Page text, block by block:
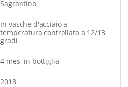
Sagrantino
In vasche d'acciaio a
temperatura controllata a 12/13
gradi
4 mesi in bottiglia
2018